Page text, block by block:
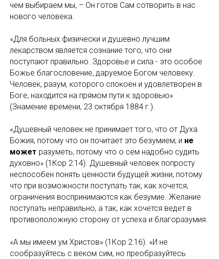
чем выбираем мы, – Он готов Сам сотворить в нас
нового человека.
«Для больных физически и душевно лучшим
лекарством является сознание того, что они
поступают правильно. Здоровье и сила - это особое
Божье благословение, даруемое Богом человеку.
Человек, разум, которого спокоен и удовлетворен в
Боге, находится на прямом пути к здоровью»
(Знамение времени, 23 октября 1884 г.).
«Душевный человек не принимает того, что от Духа
Божия, потому что он почитает это безумием; и не
может разуметь, потому что о сём надобно судить
духовно» (1Кор 2:14). Душевный человек попросту
неспособен понять ценности будущей жизни, потому
что при возможности поступать так, как хочется,
ограничения воспринимаются как безумие. Желание
поступать неправильно, а так, как хочется ведет в
противоположную сторону от успеха и благоразумия.
«А мы имеем ум Христов» (1Кор 2:16). «И не
сообразуйтесь с веком сим, но преобразуйтесь